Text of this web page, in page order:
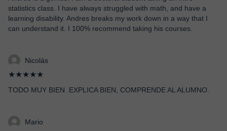
statistics class. I have always struggled with math, and have a
learning disability. Andres breaks my work down in a way that I
can understand it. I 100% recommend taking his courses.
Nicolás
★★★★★
TODO MUY BIEN .EXPLICA BIEN, COMPRENDE AL ALUMNO.
Mario